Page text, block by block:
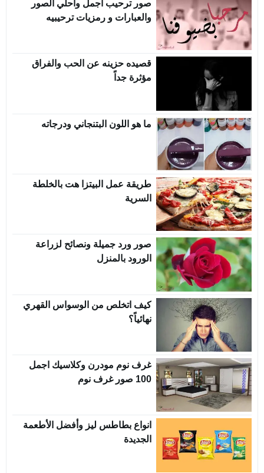
صور ترحيب أجمل واحلي الصور
والعبارات و رمزيات ترحيبيه
قصيده حزينه عن الحب والفراق
مؤثرة جداً
ما هو اللون البتنجاني ودرجاته
طريقة عمل البيتزا هت بالخلطة
السرية
صور ورد جميلة ونصائح لزراعة
الورود بالمنزل
كيف اتخلص من الوسواس القهري
نهائياً؟
غرف نوم مودرن وكلاسيك اجمل
100 صور غرف نوم
انواع بطاطس ليز وأفضل الأطعمة
الجديدة